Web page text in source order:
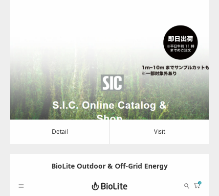
Detail Visit
BioLite Outdoor & Off-Grid Energy